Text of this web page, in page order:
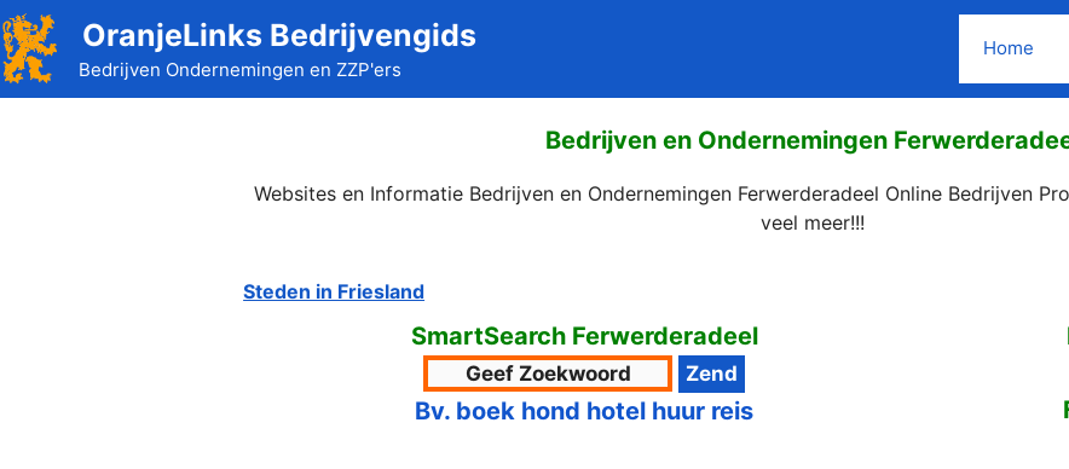
Ga
naar
de
inhoud
OranjeLinks Bedrijvengids
Bedrijven Ondernemingen en ZZP'ers
Home
Bedrijven en Ondernemingen
Websites en Informatie Bedrijven en Ondernemingen Ferwerderadeel Online Bedrijven
veel meer!!!
Steden in Friesland
SmartSearch Ferwerderadeel
Bv. boek hond hotel huur reis